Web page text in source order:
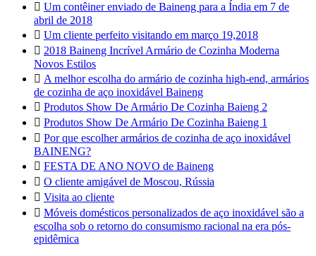
 Um contêiner enviado de Baineng para a Índia em 7 de
abril de 2018
 Um cliente perfeito visitando em março 19,2018
 2018 Baineng Incrível Armário de Cozinha Moderna
Novos Estilos
 A melhor escolha do armário de cozinha high-end, armários
de cozinha de aço inoxidável Baineng
 Produtos Show De Armário De Cozinha Baieng 2
 Produtos Show De Armário De Cozinha Baieng 1
 Por que escolher armários de cozinha de aço inoxidável
BAINENG?
 FESTA DE ANO NOVO de Baineng
 O cliente amigável de Moscou, Rússia
 Visita ao cliente
 Móveis domésticos personalizados de aço inoxidável são a
escolha sob o retorno do consumismo racional na era pós-
epidêmica